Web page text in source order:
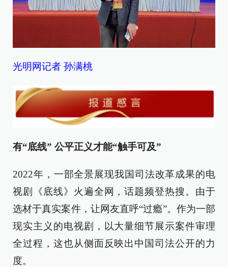
光明网记者 孙满桃
有“底线” 公平正义才能“触手可及”
2022年，一部全景展现我国司法改革成果的电
视剧《底线》火遍全网，话题频登热搜。由于
选材于真实案件，让网友直呼“过瘾”。作为一部
现实主义的电视剧，以大量细节展示案件审理
全过程，这也从侧面反映出中国司法公开的力
度。